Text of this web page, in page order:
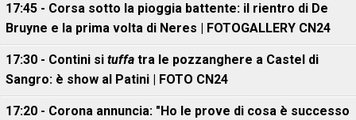
17:45 - Corsa sotto la pioggia battente: il rientro di De
Bruyne e la prima volta di Neres | FOTOGALLERY CN24
17:30 - Contini si tuffa tra le pozzanghere a Castel di
Sangro: è show al Patini | FOTO CN24
17:20 - Corona annuncia: "Ho le prove di cosa è successo